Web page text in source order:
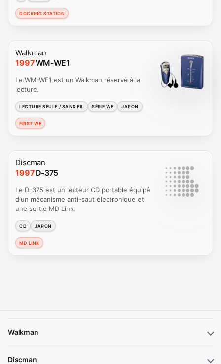
DOCKING STATION
Walkman
1997WM-WE1
Le WM-WE1 est un Walkman réservé à la
lecture.
LECTURE SEULE / SANS FIL SÉRIE WE JAPON
FIRST WE
Discman
1997D-375
Le D-375 est un lecteur CD portable équipé
d'un mécanisme anti-saut électronique et
une sortie MD Link.
CD JAPON
MD LINK
Walkman
Discman